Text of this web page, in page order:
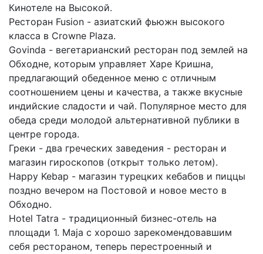
Кинотеле на Высокой.
Ресторан Fusion - азиатский фьюжн высокого
класса в Crowne Plaza.
Govinda - вегетарианский ресторан под землей на
Обходне, которым управляет Харе Кришна,
предлагающий обеденное меню с отличным
соотношением цены и качества, а также вкусные
индийские сладости и чай. Популярное место для
обеда среди молодой альтернативной публики в
центре города.
Греки - два греческих заведения - ресторан и
магазин гироскопов (открыт только летом).
Happy Kebap - магазин турецких кебабов и пиццы
поздно вечером на Постовой и новое место в
Обходно.
Hotel Tatra - традиционный бизнес-отель на
площади 1. Maja с хорошо зарекомендовавшим
себя рестораном, теперь перестроенный и